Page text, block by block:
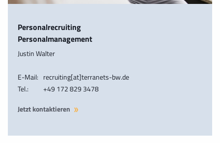
Personalrecruiting
Personalmanagement
Justin Walter
E-Mail: recruiting[at]terranets-bw.de
Tel.:
+49 172 829 3478
Jetzt kontaktieren